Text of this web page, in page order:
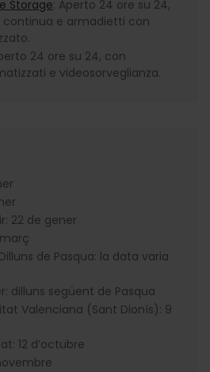
Storage: Aperto 24 ore su 24,
continua e armadietti con
24 ore su 24, con
e videosorveglianza.
22 de gener
de Pasqua: la data varia
dilluns següent de Pasqua
Valenciana (Sant Dionís): 9
12 d’octubre